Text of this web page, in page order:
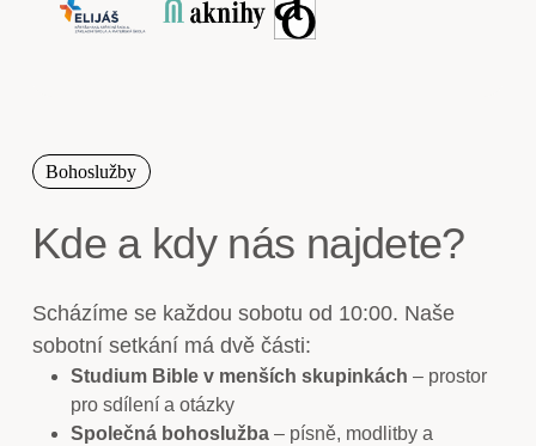
Bohoslužby
Kde a kdy nás najdete?
Scházíme se každou sobotu od 10:00. Naše
sobotní setkání má dvě části:
Studium Bible v menších skupinkách – prostor
pro sdílení a otázky
Společná bohoslužba– písně, modlitby a